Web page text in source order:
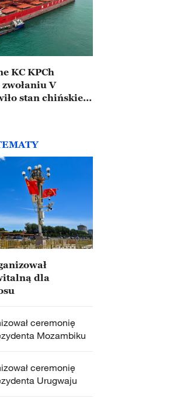
KC KPCh
zwołaniu V
stan chińskiej
dla
ceremonię
Mozambiku
ceremonię
Urugwaju